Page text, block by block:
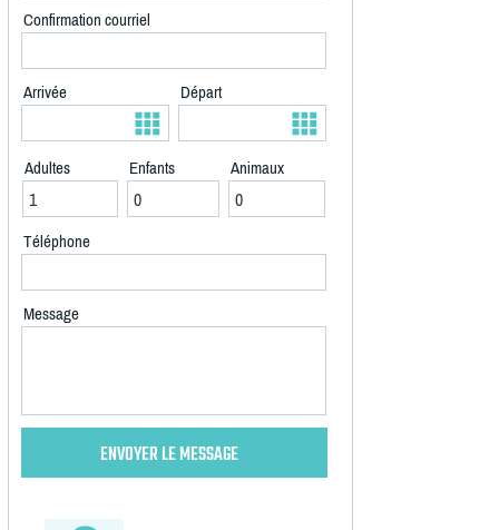
Confirmation courriel
Arrivée Départ
Adultes Enfants Animaux
Téléphone
Message